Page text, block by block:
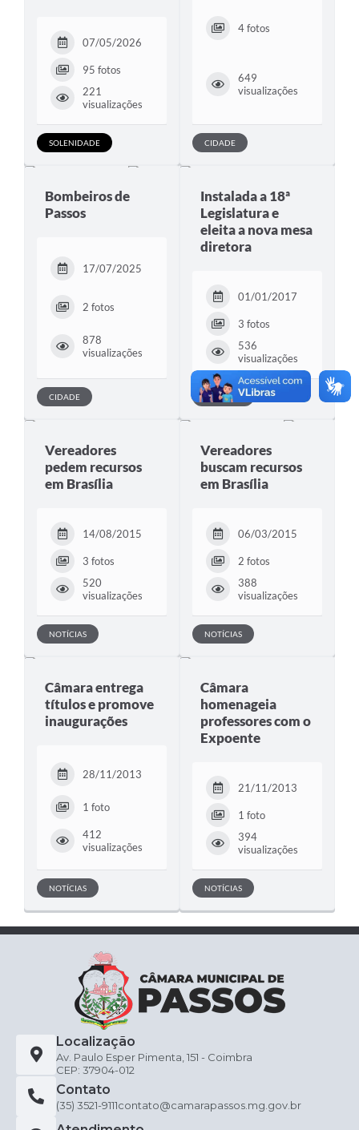
07/05/2026
95 fotos
221
visualizações
SOLENIDADE
4 fotos
649
visualizações
CIDADE
Bombeiros de
Passos
17/07/2025
2 fotos
878
visualizações
CIDADE
Instalada a 18ª
Legislatura e
eleita a nova mesa
diretora
01/01/2017
3 fotos
536
visualizações
NOTÍCIAS
Vereadores
pedem recursos
em Brasília
14/08/2015
3 fotos
520
visualizações
NOTÍCIAS
Vereadores
buscam recursos
em Brasília
06/03/2015
2 fotos
388
visualizações
NOTÍCIAS
Câmara entrega
títulos e promove
inaugurações
28/11/2013
1 foto
412
visualizações
NOTÍCIAS
Câmara
homenageia
professores com o
Expoente
21/11/2013
1 foto
394
visualizações
NOTÍCIAS
Localização
Av. Paulo Esper Pimenta, 151 - Coimbra
CEP: 37904-012
Contato
(35) 3521-9111contato@camarapassos.mg.gov.br